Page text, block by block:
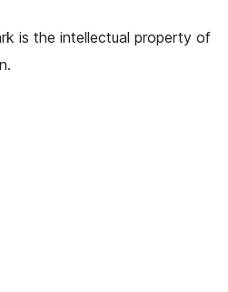
is the intellectual property of